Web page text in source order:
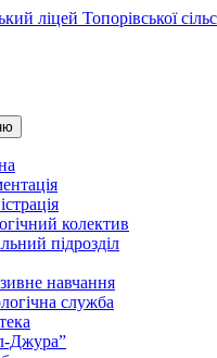
Перейти
до
колектив
підрозділ
навчання
служба
Джура”